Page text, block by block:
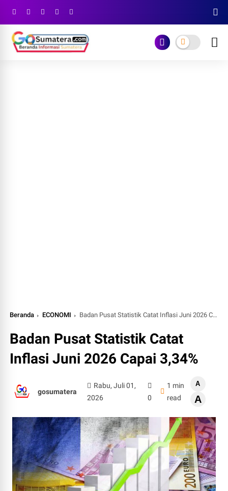
Beranda ECONOMI Badan Pusat Statistik Catat Inflasi Juni 2026 Capai 3,34%
Badan Pusat Statistik Catat
Inflasi Juni 2026 Capai 3,34%
gosumatera
Rabu, Juli 01,
2026
0
1 min
read
A
A